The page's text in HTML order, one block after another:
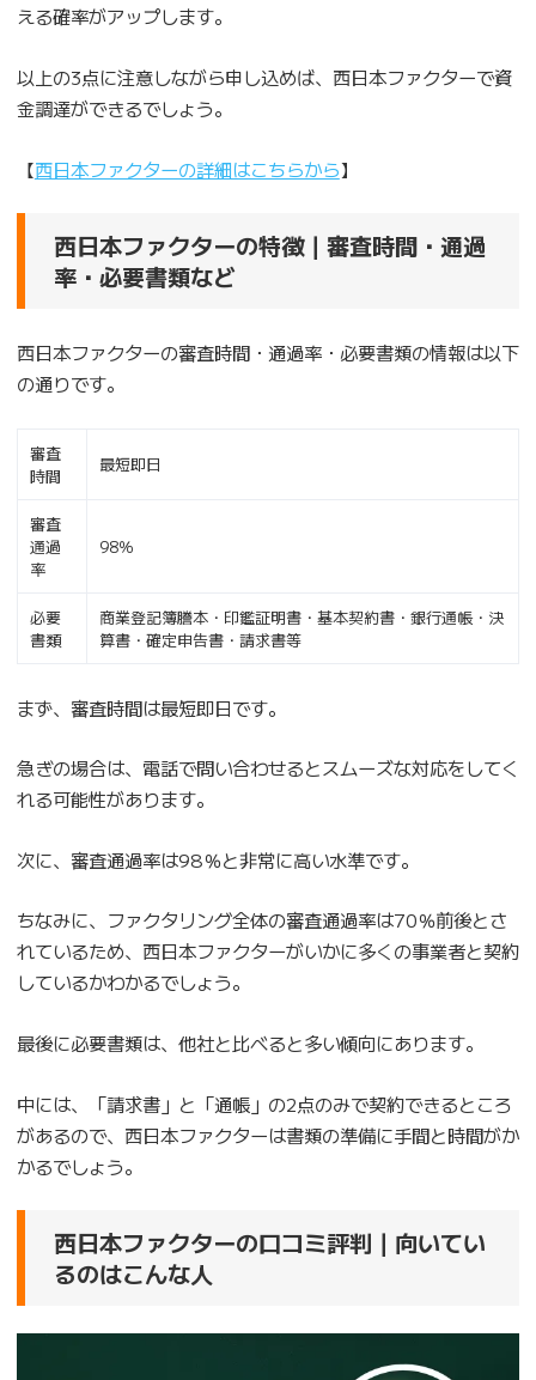
える確率がアップします。
以上の3点に注意しながら申し込めば、西日本ファクターで資
金調達ができるでしょう。
【西日本ファクターの詳細はこちらから】
西日本ファクターの特徴｜審査時間・通過
率・必要書類など
西日本ファクターの審査時間・通過率・必要書類の情報は以下
の通りです。
審査
時間
最短即日
審査
通過
率
98％
必要
書類
商業登記簿謄本・印鑑証明書・基本契約書・銀行通帳・決
算書・確定申告書・請求書等
まず、審査時間は最短即日です。
急ぎの場合は、電話で問い合わせるとスムーズな対応をしてく
れる可能性があります。
次に、審査通過率は98％と非常に高い水準です。
ちなみに、ファクタリング全体の審査通過率は70％前後とさ
れているため、西日本ファクターがいかに多くの事業者と契約
しているかわかるでしょう。
最後に必要書類は、他社と比べると多い傾向にあります。
中には、「請求書」と「通帳」の2点のみで契約できるところ
があるので、西日本ファクターは書類の準備に手間と時間がか
かるでしょう。
西日本ファクターの口コミ評判｜向いてい
るのはこんな人